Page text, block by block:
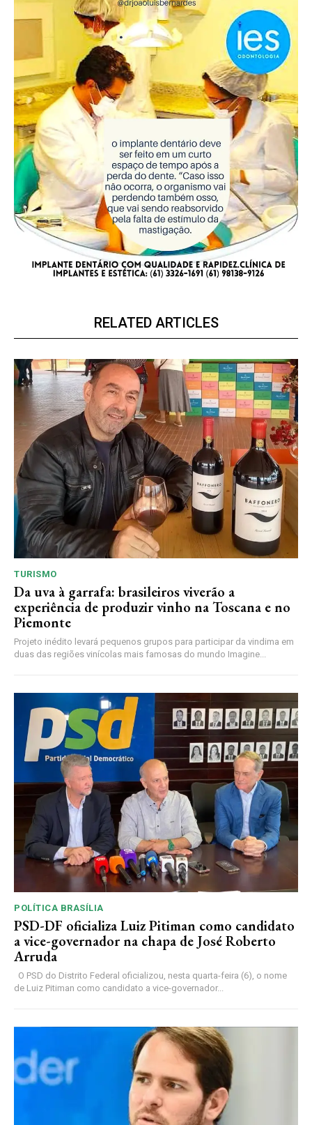
RELATED ARTICLES
TURISMO
Da uva à garrafa: brasileiros viverão a
experiência de produzir vinho na Toscana e no
Piemonte
Projeto inédito levará pequenos grupos para participar da vindima em
duas das regiões vinícolas mais famosas do mundo Imagine...
POLÍTICA BRASÍLIA
PSD-DF oficializa Luiz Pitiman como candidato
a vice-governador na chapa de José Roberto
Arruda
de Luiz Pitiman como candidato a vice-governador...